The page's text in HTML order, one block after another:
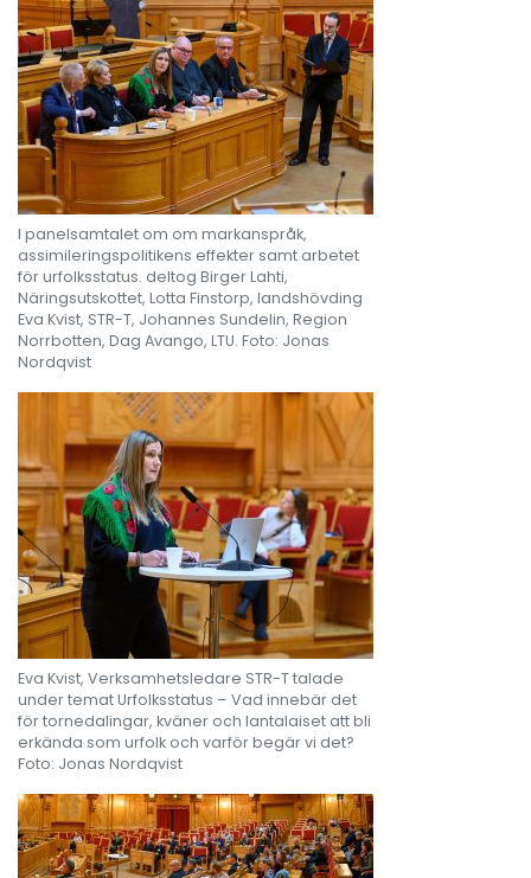
I panelsamtalet om om markanspråk,
assimileringspolitikens effekter samt arbetet
för urfolksstatus. deltog Birger Lahti,
Näringsutskottet, Lotta Finstorp, landshövding
Eva Kvist, STR-T, Johannes Sundelin, Region
Norrbotten, Dag Avango, LTU. Foto: Jonas
Nordqvist
Eva Kvist, Verksamhetsledare STR-T talade
under temat Urfolksstatus – Vad innebär det
för tornedalingar, kväner och lantalaiset att bli
erkända som urfolk och varför begär vi det?
Foto: Jonas Nordqvist